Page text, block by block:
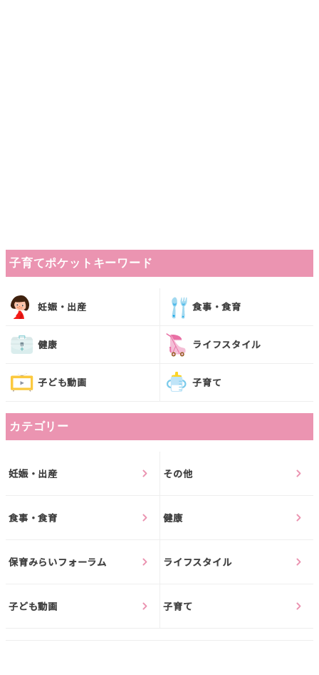
子育てポケットキーワード
妊娠・出産 食事・食育
健康 ライフスタイル
子ども動画 子育て
カテゴリー
妊娠・出産 その他
食事・食育 健康
保育みらいフォーラム ライフスタイル
子ども動画 子育て